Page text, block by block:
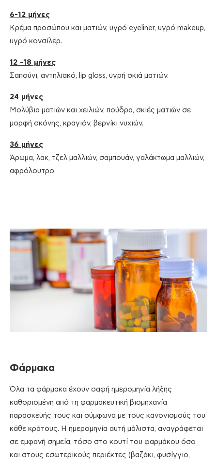
6-12 μήνες
Κρέμα προσώπου και ματιών, υγρό eyeliner, υγρό makeup,
υγρό κονσίλερ.
12 -18 μήνες
Σαπούνι, αντηλιακό, lip gloss, υγρή σκιά ματιών.
24 μήνες
Μολύβια ματιών και χειλιών, πούδρα, σκιές ματιών σε
μορφή σκόνης, κραγιόν, βερνίκι νυχιών.
36 μήνες
Άρωμα, λακ, τζελ μαλλιών, σαμπουάν, γαλάκτωμα μαλλιών,
αφρόλουτρο.
Φάρμακα
Όλα τα φάρμακα έχουν σαφή ημερομηνία λήξης
καθορισμένη από τη φαρμακευτική βιομηχανία
παρασκευής τους και σύμφωνα με τους κανονισμούς του
κάθε κράτους. Η ημερομηνία αυτή μάλιστα, αναγράφεται
σε εμφανή σημεία, τόσο στο κουτί του φαρμάκου όσο
και στους εσωτερικούς περιέκτες (βαζάκι, φυσίγγιο,